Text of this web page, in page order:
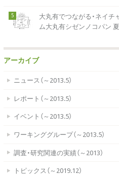
5
大丸有でつながる・ネイチ
ム大丸有シゼンノコパン 夏
アーカイブ
ニュース（～2013.5）
レポート（～2013.5）
イベント（～2013.5）
ワーキンググループ（～2013.5）
調査・研究関連の実績（～2013）
トピックス（～2019.12）